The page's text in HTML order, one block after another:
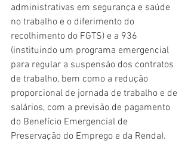
administrativas em segurança e saúde
no trabalho e o diferimento do
recolhimento do FGTS) e a 936
(instituindo um programa emergencial
para regular a suspensão dos contratos
de trabalho, bem como a redução
proporcional de jornada de trabalho e de
salários, com a previsão de pagamento
do Benefício Emergencial de
Preservação do Emprego e da Renda).